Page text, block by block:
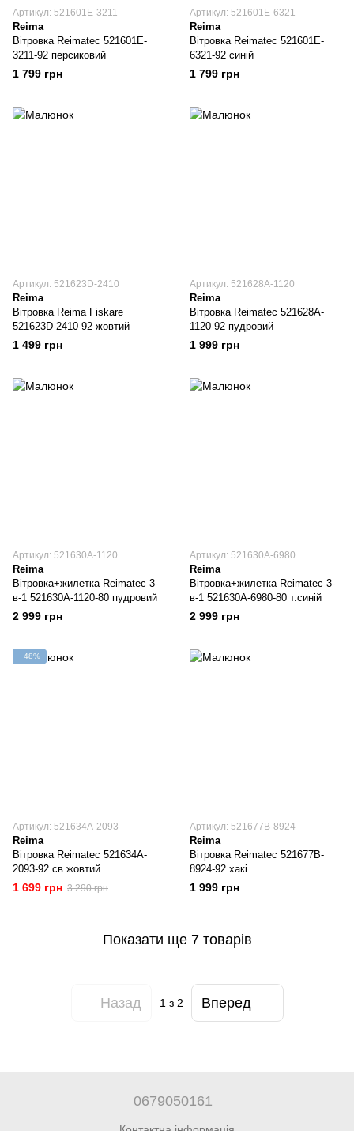
Артикул: 521601E-3211
Reima
Вітровка Reimatec 521601E-
3211-92 персиковий
1 799 грн
Артикул: 521601E-6321
Reima
Вітровка Reimatec 521601E-
6321-92 синій
1 799 грн
Артикул: 521623D-2410
Reima
Вітровка Reima Fiskare
521623D-2410-92 жовтий
1 499 грн
Артикул: 521628A-1120
Reima
Вітровка Reimatec 521628A-
1120-92 пудровий
1 999 грн
Артикул: 521630A-1120
Reima
Вітровка+жилетка Reimatec 3-
в-1 521630A-1120-80 пудровий
2 999 грн
Артикул: 521630A-6980
Reima
Вітровка+жилетка Reimatec 3-
в-1 521630A-6980-80 т.синій
2 999 грн
−48%
Артикул: 521634A-2093
Reima
Вітровка Reimatec 521634A-
2093-92 св.жовтий
1 699 грн 3 290 грн
Артикул: 521677B-8924
Reima
Вітровка Reimatec 521677B-
8924-92 хакі
1 999 грн
Показати ще 7 товарів
Назад 1 з 2 Вперед
0679050161